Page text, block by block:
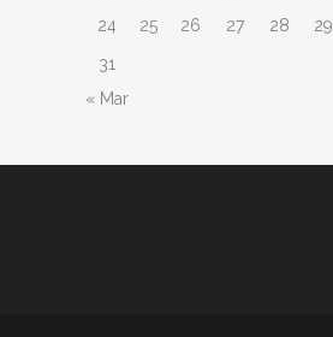
24
25 26 27 28 29
31
« Mar